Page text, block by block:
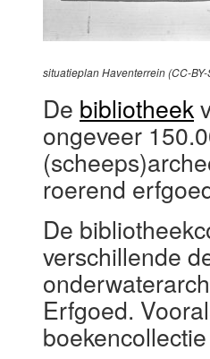
situatieplan Haventerrein (CC-BY-
De bibliotheek
ongeveer
roerend
De
verschillende
Erfgoed.